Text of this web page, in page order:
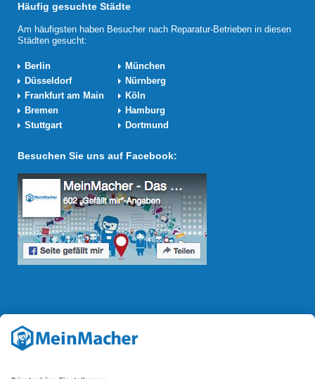
Häufig gesuchte Städte
Am häufigsten haben Besucher nach Reparatur-Betrieben in diesen
Städten gesucht:
Berlin
München
Düsseldorf
Nürnberg
Frankfurt am Main
Köln
Bremen
Hamburg
Stuttgart
Dortmund
Besuchen Sie uns auf Facebook:
Reparatur Revolution
Mit derReparatur-Revolution
Reparaturbedingungen in Deutschland: Für Produkte, die sich gut
reparierenden Betriebe und des Reparatur-Know-hows in